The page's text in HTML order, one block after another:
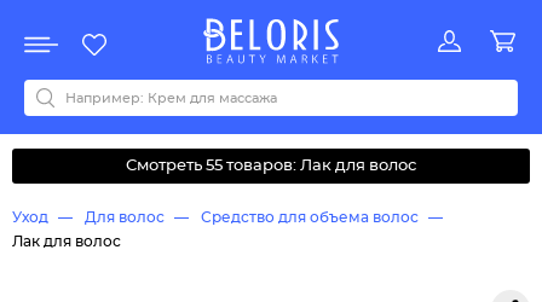
Акции
Все бренды
0-9ABCDEFGHIJKLMNOPQRSTUVWYZАБВДЗИМОКЛНПРСТУФ
Смотреть 55 товаров: Лак для волос
Уход Для волос
Средство для объема волос
Лак для волос